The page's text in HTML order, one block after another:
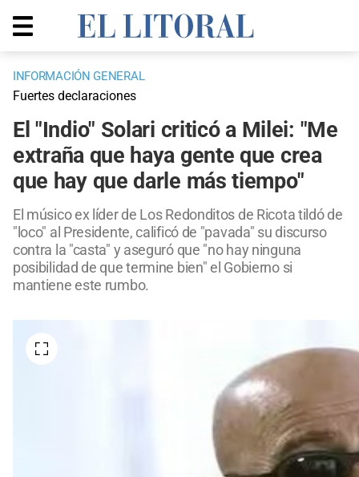
INFORMACIÓN GENERAL
Fuertes declaraciones
El "Indio" Solari criticó a Milei: "Me
extraña que haya gente que crea
que hay que darle más tiempo"
El músico ex líder de Los Redonditos de Ricota tildó de
"loco" al Presidente, calificó de "pavada" su discurso
contra la "casta" y aseguró que "no hay ninguna
posibilidad de que termine bien" el Gobierno si
mantiene este rumbo.